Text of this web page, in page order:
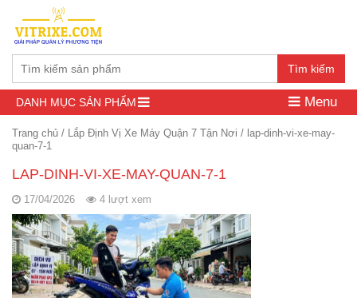
Tìm kiếm
DANH MỤC SẢN PHẨM Menu
Trang chủ / Lắp Định Vị Xe Máy Quận 7 Tận Nơi / lap-dinh-vi-xe-may-
quan-7-1
LAP-DINH-VI-XE-MAY-QUAN-7-1
17/04/2026 4 lượt xem